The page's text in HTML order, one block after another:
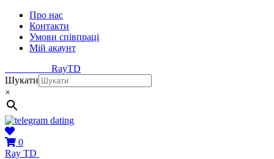
Про нас
Контакти
Умови співпраці
Мій акаунт
RayTD
Шукати
×
0
Ray TD